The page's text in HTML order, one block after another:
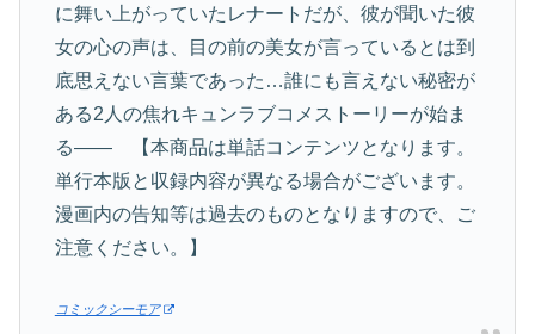
に舞い上がっていたレナートだが、彼が聞いた彼
女の心の声は、目の前の美女が言っているとは到
底思えない言葉であった…誰にも言えない秘密が
ある2人の焦れキュンラブコメストーリーが始ま
る―― 【本商品は単話コンテンツとなります。
単行本版と収録内容が異なる場合がございます。
漫画内の告知等は過去のものとなりますので、ご
注意ください。】
コミックシーモア